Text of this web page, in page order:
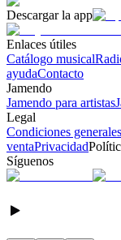
Descargar la app
Enlaces útiles
Catálogo musical
ayudaContacto
Jamendo
Jamendo para artistas
Legal
Condiciones
ventaPrivacidad
Síguenos